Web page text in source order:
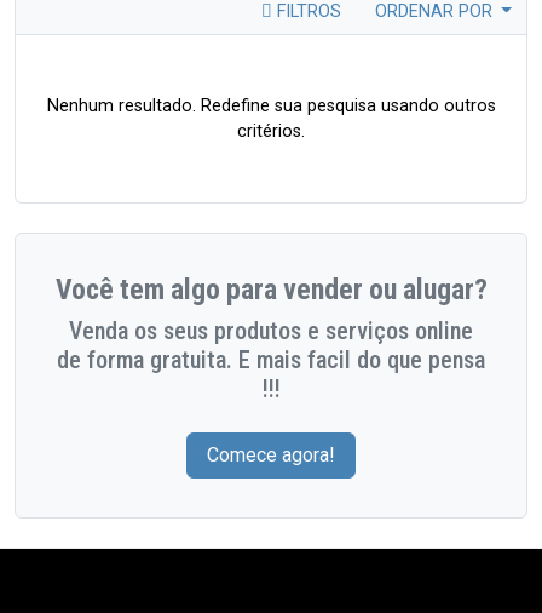
FILTROS ORDENAR POR
Nenhum resultado. Redefine sua pesquisa usando outros
critérios.
Você tem algo para vender ou alugar?
Venda os seus produtos e serviços online
de forma gratuita. E mais facil do que pensa
!!!
Comece agora!